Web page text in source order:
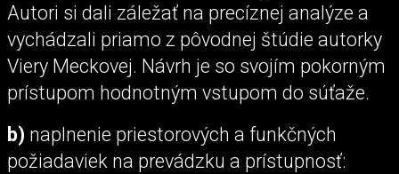
Autori si dali záležať na precíznej analýze a
vychádzali priamo z pôvodnej štúdie autorky
Viery Meckovej. Návrh je so svojím pokorným
prístupom hodnotným vstupom do súťaže.
b) naplnenie priestorových a funkčných
požiadaviek na prevádzku a prístupnosť: